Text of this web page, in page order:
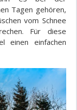
Tagen gehören,
vom Schnee
Für diese
einen einfachen